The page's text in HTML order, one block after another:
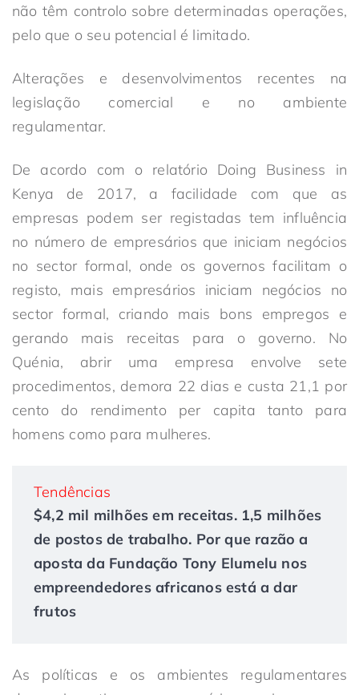
não têm controlo sobre determinadas operações,
pelo que o seu potencial é limitado.
Alterações e desenvolvimentos recentes na
legislação comercial e no ambiente
regulamentar.
De acordo com o relatório Doing Business in
Kenya de 2017, a facilidade com que as
empresas podem ser registadas tem influência
no número de empresários que iniciam negócios
no sector formal, onde os governos facilitam o
registo, mais empresários iniciam negócios no
sector formal, criando mais bons empregos e
gerando mais receitas para o governo. No
Quénia, abrir uma empresa envolve sete
procedimentos, demora 22 dias e custa 21,1 por
cento do rendimento per capita tanto para
homens como para mulheres.
Tendências
$4,2 mil milhões em receitas. 1,5 milhões
de postos de trabalho. Por que razão a
aposta da Fundação Tony Elumelu nos
empreendedores africanos está a dar
frutos
As políticas e os ambientes regulamentares